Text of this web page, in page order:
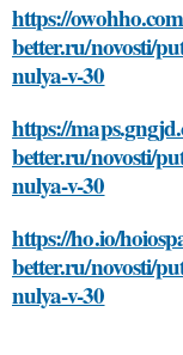
https://
better.ru/novosti/
nulya-v-30
https://
better.ru/novosti/
nulya-v-30
https://ho.io/
better.ru/novosti/
nulya-v-30